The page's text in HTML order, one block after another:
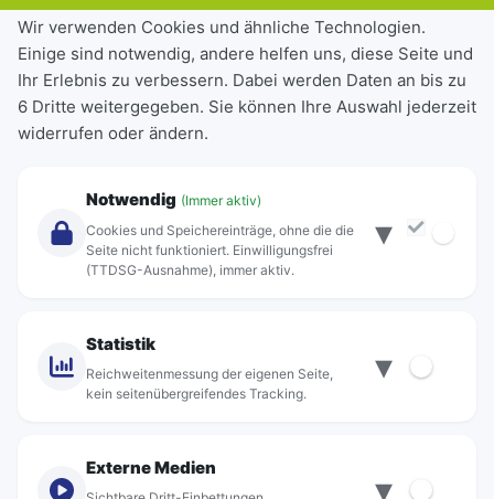
Tickets & Tarife
Deutschlandticket
Schülerkarte
Einzeltickets
Abonnements
Über Rebus
Standorte
Wir verwenden Cookies und ähnliche Technologien.
Einige sind notwendig, andere helfen uns, diese Seite und
Ihr Erlebnis zu verbessern. Dabei werden Daten an bis zu
6 Dritte weitergegeben. Sie können Ihre Auswahl jederzeit
widerrufen oder ändern.
Notwendig (Immer aktiv)
Cookies und Speichereinträge, ohne die die
Seite nicht funktioniert. Einwilligungsfrei
(TTDSG-Ausnahme), immer aktiv.
▾
Statistik
Reichweitenmessung der eigenen Seite,
kein seitenübergreifendes Tracking.
▾
Externe Medien
▾